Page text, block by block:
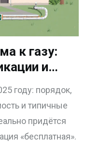
к газу:
и
году: порядок,
и типичные
придётся
«бесплатная».